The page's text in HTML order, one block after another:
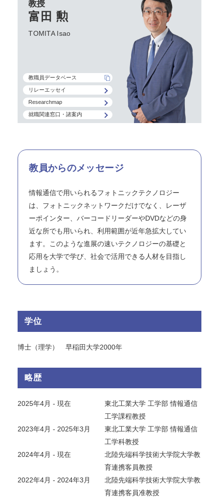
教授
富田 勲
TOMITA Isao
教職員データベース
リレーエッセイ
Researchmap
就職関連窓口・諸案内
教員からのメッセージ
情報通信で用いられるフォトニックテクノロジー
は、フォトニックネットワークだけでなく、レーザ
ーポインター、バーコードリーダーやDVDなどの身
近な所でも用いられ、利用範囲が近年急拡大してい
ます。このような進展の速いテクノロジーの基礎と
応用を大学で学び、社会で活用できる人材を目指し
ましょう。
学位
博士（理学） 早稲田大学2000年
略歴
2025年4月 - 現在
東北工業大学 工学部 情報通信
工学課程教授
2023年4月 - 2025年3月
東北工業大学 工学部 情報通信
工学科教授
2024年4月 - 現在
北陸先端科学技術大学院大学教
育連携客員教授
2022年4月 - 2024年3月
北陸先端科学技術大学院大学教
育連携客員准教授